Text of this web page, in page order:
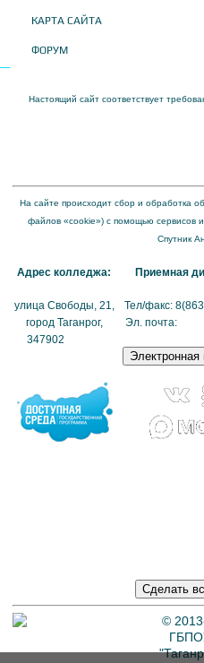
КАРТА САЙТА
ФОРУМ
Настоящий сайт соответствует
На сайте происходит сбор и обработка
файлов «cookie») с помощью сервисов
Спутник
Адрес колледжа:
улица Свободы, 21,
город Таганрог,
347902
Приемная
Тел/факс:
Эл. почта:
©